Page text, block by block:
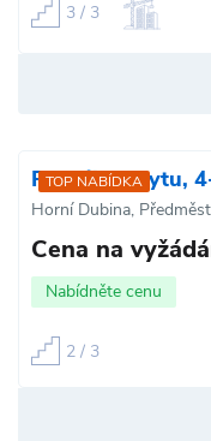
3 / 3
TOP NABÍDKA
Pronájem bytu,
Horní Dubina,
Cena na
Nabídněte cenu
2 / 3